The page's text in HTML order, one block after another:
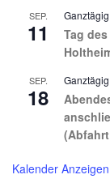
SEP.
11
Ganztägig
Tag
SEP.
18
Ganztägig
(Abfahrt
Kalender Anzeigen